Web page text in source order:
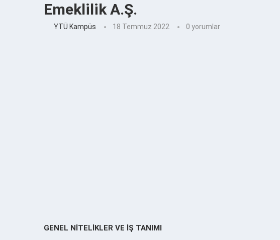
Emeklilik A.Ş.
YTÜ Kampüs 18 Temmuz 2022 0 yorumlar
GENEL NİTELİKLER VE İŞ TANIMI